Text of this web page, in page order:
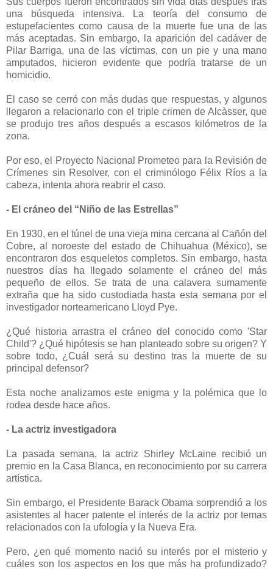
una búsqueda intensiva. La teoría del consumo de
estupefacientes como causa de la muerte fue una de las
más aceptadas. Sin embargo, la aparición del cadáver de
Pilar Barriga, una de las víctimas, con un pie y una mano
amputados, hicieron evidente que podría tratarse de un
homicidio.
El caso se cerró con más dudas que respuestas, y algunos
llegaron a relacionarlo con el triple crimen de Alcàsser, que
se produjo tres años después a escasos kilómetros de la
zona.
Por eso, el Proyecto Nacional Prometeo para la Revisión de
Crímenes sin Resolver, con el criminólogo Félix Ríos a la
cabeza, intenta ahora reabrir el caso.
- El cráneo del “Niño de las Estrellas”
En 1930, en el túnel de una vieja mina cercana al Cañón del
Cobre, al noroeste del estado de Chihuahua (México), se
encontraron dos esqueletos completos. Sin embargo, hasta
nuestros días ha llegado solamente el cráneo del más
pequeño de ellos. Se trata de una calavera sumamente
extraña que ha sido custodiada hasta esta semana por el
investigador norteamericano Lloyd Pye.
¿Qué historia arrastra el cráneo del conocido como 'Star
Child'? ¿Qué hipótesis se han planteado sobre su origen? Y
sobre todo, ¿Cuál será su destino tras la muerte de su
principal defensor?
Esta noche analizamos este enigma y la polémica que lo
rodea desde hace años.
- La actriz investigadora
La pasada semana, la actriz Shirley McLaine recibió un
premio en la Casa Blanca, en reconocimiento por su carrera
artística.
Sin embargo, el Presidente Barack Obama sorprendió a los
asistentes al hacer patente el interés de la actriz por temas
relacionados con la ufología y la Nueva Era.
Pero, ¿en qué momento nació su interés por el misterio y
cuáles son los aspectos en los que más ha profundizado?